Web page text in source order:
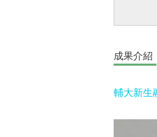
成果介紹
輔大新生